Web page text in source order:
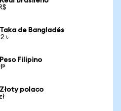
de Bangladés
৳
Filipino
₱
polaco